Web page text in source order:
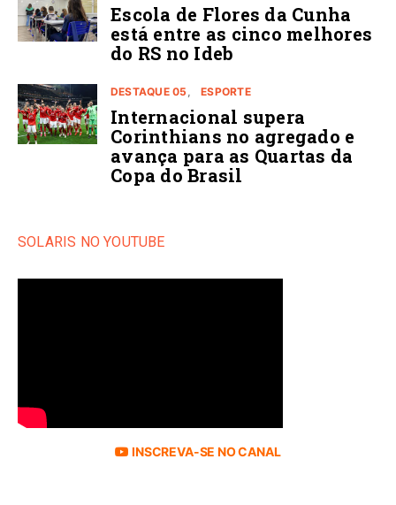
Escola de Flores da Cunha
está entre as cinco melhores
do RS no Ideb
DESTAQUE 05 ESPORTE
Internacional supera
Corinthians no agregado e
avança para as Quartas da
Copa do Brasil
SOLARIS NO YOUTUBE
INSCREVA-SE NO CANAL